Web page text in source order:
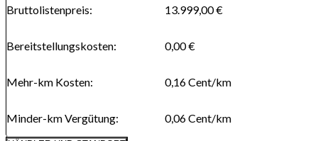
Bruttolistenpreis: 13.999,00 €
Bereitstellungskosten: 0,00 €
Mehr-km Kosten: 0,16Cent/km
Minder-km Vergütung: 0,06Cent/km